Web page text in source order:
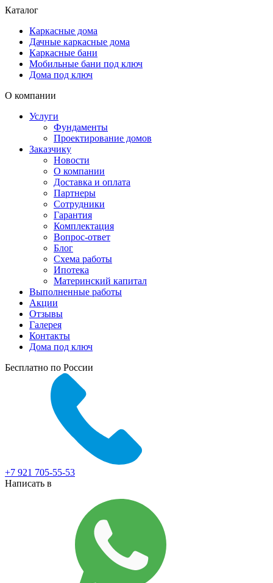
Каталог
Каркасные дома
Дачные каркасные дома
Каркасные бани
Мобильные бани под ключ
Дома под ключ
О компании
Услуги
Фундаменты
Проектирование домов
Заказчику
Новости
О компании
Доставка и оплата
Партнеры
Сотрудники
Гарантия
Комплектация
Вопрос-ответ
Блог
Схема работы
Ипотека
Материнский капитал
Выполненные работы
Акции
Отзывы
Галерея
Контакты
Дома под ключ
Бесплатно по России
+7 921 705-55-53
Написать в